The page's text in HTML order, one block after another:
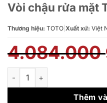
Vòi chậu rửa mặt
Thương hiệu: TOTO Xuất xứ: Việt
4.084.000
Vòi chậu rửa mặt Toto
Thêm